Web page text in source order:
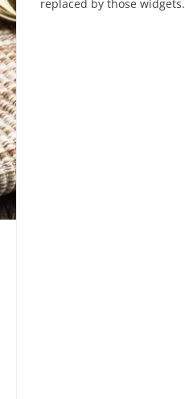
replaced by those widgets.